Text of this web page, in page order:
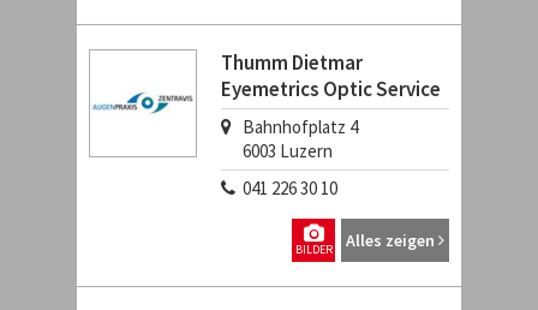
Thumm Dietmar
Eyemetrics Optic Service
Bahnhofplatz 4
6003 Luzern
041 226 30 10
Alles zeigen
BILDER